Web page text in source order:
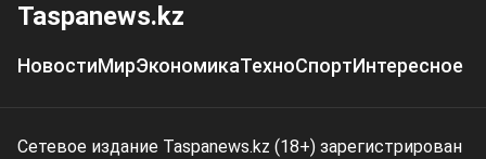
Taspanews.kz
НовостиМирЭкономикаТехноСпортИнтересное
Сетевое издание Taspanews.kz (18+) зарегистрирован